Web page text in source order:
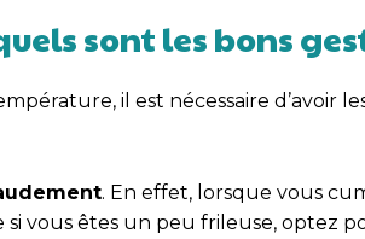
sont les bons
il est nécessaire d’avoir
. En effet, lorsque vous
vous êtes un peu frileuse, optez